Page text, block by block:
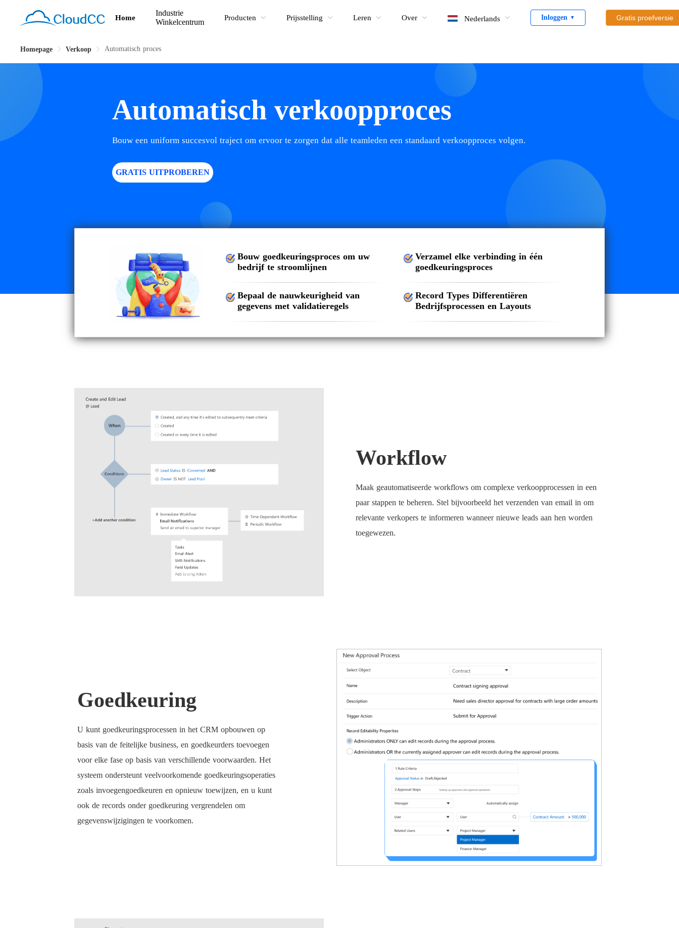
Home
Industrie
Winkelcentrum
Producten Prijsstelling Leren Over Nederlands Inloggen ▼ Gratis proefversie
Homepage Verkoop Automatisch proces
Automatisch verkoopproces
Bouw een uniform succesvol traject om ervoor te zorgen dat alle teamleden een standaard verkoopproces volgen.
GRATIS UITPROBEREN
Bouw goedkeuringsproces om uw
bedrijf te stroomlijnen
Verzamel elke verbinding in één
goedkeuringsproces
Bepaal de nauwkeurigheid van
gegevens met validatieregels
Record Types Differentiëren
Bedrijfsprocessen en Layouts
Workflow
Maak geautomatiseerde workflows om complexe verkoopprocessen in een
paar stappen te beheren. Stel bijvoorbeeld het verzenden van email in om
relevante verkopers te informeren wanneer nieuwe leads aan hen worden
toegewezen.
Goedkeuring
U kunt goedkeuringsprocessen in het CRM opbouwen op
basis van de feitelijke business, en goedkeurders toevoegen
voor elke fase op basis van verschillende voorwaarden. Het
systeem ondersteunt veelvoorkomende goedkeuringsoperaties
zoals invoegengoedkeuren en opnieuw toewijzen, en u kunt
ook de records onder goedkeuring vergrendelen om
gegevenswijzigingen te voorkomen.